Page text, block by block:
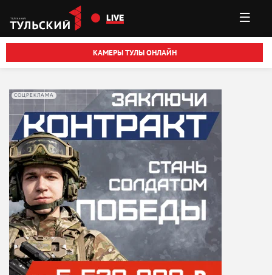
Перейти к основному содержанию
LIVE
КАМЕРЫ ТУЛЫ ОНЛАЙН
СОЦРЕКЛАМА